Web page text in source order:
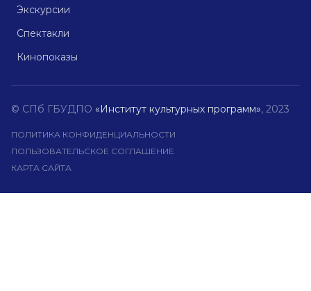
Экскурсии
Спектакли
Кинопоказы
© СПб ГБУДПО «Институт культурных программ», 2023
ПОЛИТИКА КОНФИДЕНЦИАЛЬНОСТИ
ПОЛЬЗОВАТЕЛЬСКОЕ СОГЛАШЕНИЕ
КАРТА САЙТА